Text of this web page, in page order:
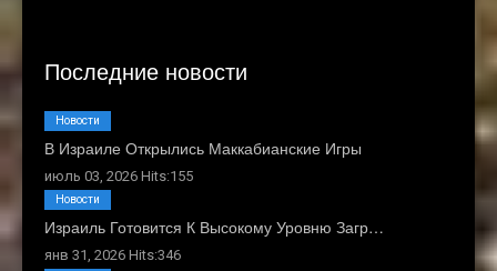
Последние новости
В Израиле Открылись Маккабианские Игры
июль 03, 2026 Hits:155
Новости
Израиль Готовится К Высокому Уровню Загр…
янв 31, 2026 Hits:346
Новости